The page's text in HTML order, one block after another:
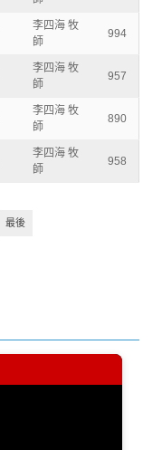
李四海 牧
師
994
李四海 牧
師
957
李四海 牧
師
890
李四海 牧
師
958
最後